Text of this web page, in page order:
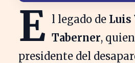
E l legado de Luis
Taberner,
presidente del